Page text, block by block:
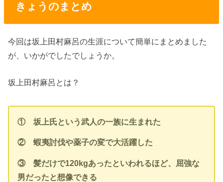
きょうのまとめ
今回は坂上田村麻呂の生涯について簡単にまとめました
が、いかがでしたでしょうか。
坂上田村麻呂とは？
① 坂上氏という武人の一族に生まれた
② 蝦夷討伐や薬子の変で大活躍した
③ 髪だけで120kgあったといわれるほど、屈強な
男だったと想像できる